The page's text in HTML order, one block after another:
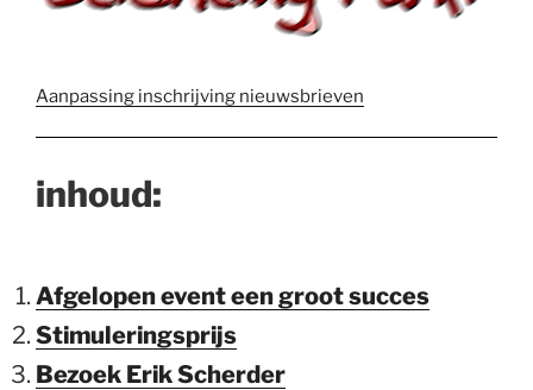
Aanpassing inschrijving nieuwsbrieven
inhoud:
Afgelopen event een groot succes
Stimuleringsprijs
Bezoek Erik Scherder